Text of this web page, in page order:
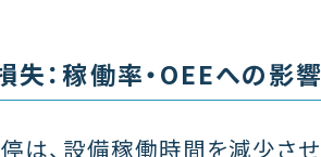
失：稼働率・OEEへの影
は、設備稼働時間を減少させ